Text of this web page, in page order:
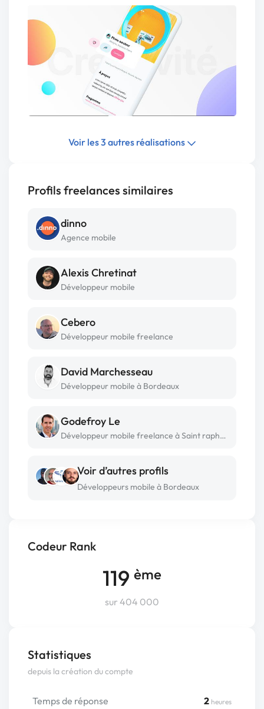
Codeur Rank
119 ème
sur 404 000
Statistiques
depuis la création du compte
Temps de réponse 2 heures
Voir les 3 autres réalisations
Profils freelances similaires
dinno
Agence mobile
Alexis Chretinat
Développeur mobile
Cebero
Développeur mobile freelance
David Marchesseau
Développeur mobile à Bordeaux
Godefroy Le
Développeur mobile freelance à Saint raphael
Voir d’autres profils
Développeurs mobile à Bordeaux